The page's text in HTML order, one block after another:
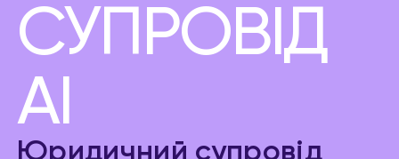
СУПРОВІД
AI
Юридичний супровід